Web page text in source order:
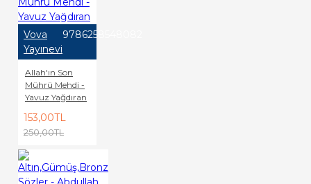
Vova
Yayınevi
9786258548082
Allah'ın Son
Mührü Mehdi -
Yavuz Yağdıran
153,00TL
250,00TL